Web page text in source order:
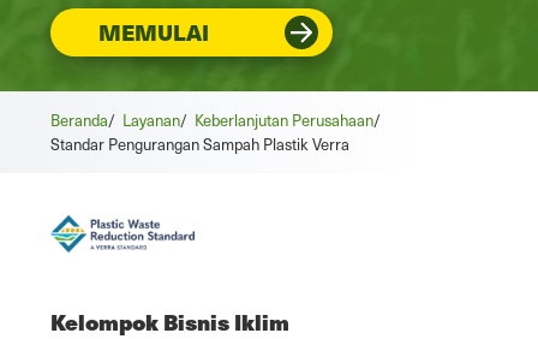
MEMULAI
Beranda/ Layanan/ Keberlanjutan Perusahaan/
Standar Pengurangan Sampah Plastik Verra
Kelompok Bisnis Iklim